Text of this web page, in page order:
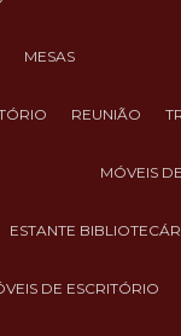
MESAS
REUNIÃO
MÓVEIS
ESTANTE
DE ESCRITÓRIO